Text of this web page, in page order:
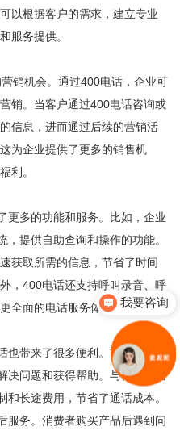
以根据客户的需求，建立专业
服务提供。
机会。通过400电话，企业可
销。当客户通过400电话咨询或
信息，进而通过后续的营销活
为企业提供了更多的销售机
利。
多的功能和服务。比如，企业
提供自助查询和操作的功能。
获取所需的信息，节省了时间
，400电话还支持呼叫录音、呼
全面的电话服务体验。
带来了很多便利。首先，通过
决问题和获得帮助。与传统的固
长途费用，节省了通话成本。
服务。消费者购买产品后遇到问
我要咨询